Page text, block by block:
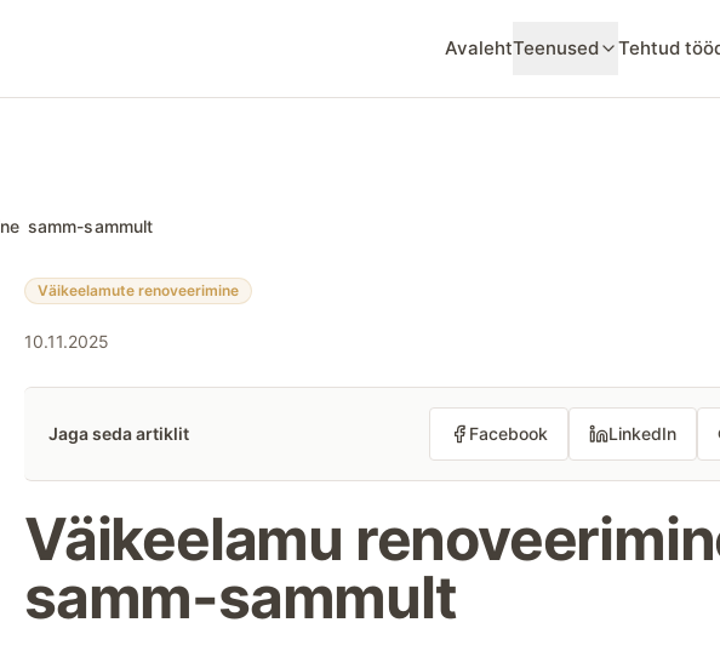
AvalehtTeenused Tehtud
samm-sammult
Väikeelamute renoveerimine
10.11.2025
Jaga seda artiklit Facebook LinkedIn
Väikeelamu
samm-sammult